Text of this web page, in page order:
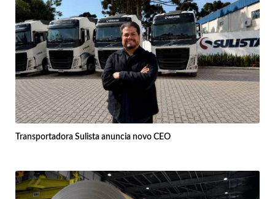
Transportadora Sulista anuncia novo CEO